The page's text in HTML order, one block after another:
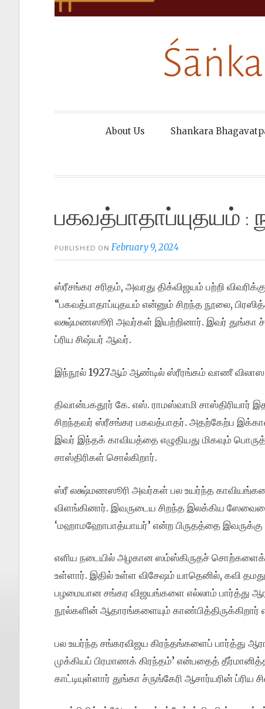
About Us Shankara
பகவத்பாதாப்யுதயம் :
PUBLISHED ONFebruary 9, 2024
ஸ்ரீசங்கர சரிதம், அவரது திக்விஜயம் பற்றி
“பகவத்பாதாப்யுதயம் என்னும் சிறந்த நூலை,
லக்ஷ்மணஸூரி அவர்கள் இயற்றினார். இவர் துங்கா
ப்ரிய சிஷ்யர் ஆவர்.
இந்நூல் 1927ஆம் ஆண்டில் ஸ்ரீரங்கம் வாணீ விலாஸ
திவான்பகதூர் கே. எஸ். ராமஸ்வாமி சாஸ்திரியார்
சிறந்தவர் ஸ்ரீசங்கர பகவத்பாதர். அதற்கேற்ப
இவர் இந்தக் காவியத்தை எழுதியது மிகவும்
சாஸ்திரிகள் சொல்கிறார்.
ஸ்ரீ லக்ஷ்மணஸூரி அவர்கள் பல உயர்ந்த
விளங்கினார். இவருடைய சிறந்த இலக்கிய
‘மஹாமஹோபாத்யாயர்’ என்ற பிருதத்தை இவருக்கு
எளிய நடையில் அழகான ஸம்ஸ்கிருதச்
உள்ளார். இதில் உள்ள விசேஷம் யாதெனில், கவி
பழமையான சங்கர விஜயங்களை எல்லாம் பார்த்து
நூல்களின் ஆதாரங்களையும் காண்பித்திருக்கிறார்
பல உயர்ந்த சங்கரவிஜய கிரந்தங்களைப் பார்த்து
முக்கியப் பிரமாணக் கிரந்தம்’ என்பதைத்
காட்டியுள்ளார் துங்கா ச்ருங்கேரி ஆசார்யரின் ப்ரிய